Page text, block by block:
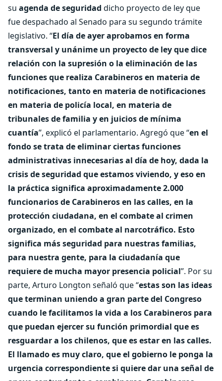
su agenda de seguridad dicho proyecto de ley que
fue despachado al Senado para su segundo trámite
legislativo. “El día de ayer aprobamos en forma
transversal y unánime un proyecto de ley que dice
relación con la supresión o la eliminación de las
funciones que realiza Carabineros en materia de
notificaciones, tanto en materia de notificaciones
en materia de policía local, en materia de
tribunales de familia y en juicios de mínima
cuantía”, explicó el parlamentario. Agregó que “en el
fondo se trata de eliminar ciertas funciones
administrativas innecesarias al día de hoy, dada la
crisis de seguridad que estamos viviendo, y eso en
la práctica significa aproximadamente 2.000
funcionarios de Carabineros en las calles, en la
protección ciudadana, en el combate al crimen
organizado, en el combate al narcotráfico. Esto
significa más seguridad para nuestras familias,
para nuestra gente, para la ciudadanía que
requiere de mucha mayor presencia policial”. Por su
parte, Arturo Longton señaló que “estas son las ideas
que terminan uniendo a gran parte del Congreso
cuando le facilitamos la vida a los Carabineros para
que puedan ejercer su función primordial que es
resguardar a los chilenos, que es estar en las calles.
El llamado es muy claro, que el gobierno le ponga la
urgencia correspondiente si quiere dar una señal de